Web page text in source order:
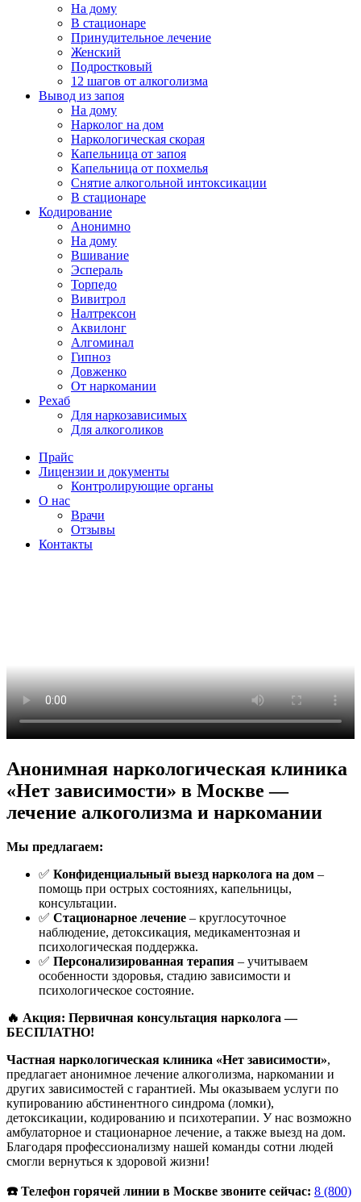
На дому
В стационаре
Принудительное лечение
Женский
Подростковый
12 шагов от алкоголизма
Вывод из запоя
На дому
Нарколог на дом
Наркологическая скорая
Капельница от запоя
Капельница от похмелья
Снятие алкогольной интоксикации
В стационаре
Кодирование
Анонимно
На дому
Вшивание
Эспераль
Торпедо
Вивитрол
Налтрексон
Аквилонг
Алгоминал
Гипноз
Довженко
От наркомании
Рехаб
Для наркозависимых
Для алкоголиков
Прайс
Лицензии и документы
Контролирующие органы
О нас
Врачи
Отзывы
Контакты
Анонимная наркологическая клиника
«Нет зависимости» в Москве —
лечение алкоголизма и наркомании
Мы предлагаем:
✅ Конфиденциальный выезд нарколога на дом –
помощь при острых состояниях, капельницы,
консультации.
✅ Стационарное лечение – круглосуточное
наблюдение, детоксикация, медикаментозная и
психологическая поддержка.
✅ Персонализированная терапия – учитываем
особенности здоровья, стадию зависимости и
психологическое состояние.
🔥 Акция: Первичная консультация нарколога —
БЕСПЛАТНО!
Частная наркологическая клиника «Нет зависимости»,
предлагает анонимное лечение алкоголизма, наркомании и
других зависимостей с гарантией. Мы оказываем услуги по
купированию абстинентного синдрома (ломки),
детоксикации, кодированию и психотерапии. У нас возможно
амбулаторное и стационарное лечение, а также выезд на дом.
Благодаря профессионализму нашей команды сотни людей
смогли вернуться к здоровой жизни!
☎️ Телефон горячей линии в Москве звоните сейчас: 8 (800)